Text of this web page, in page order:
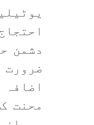
دشمن
محنت